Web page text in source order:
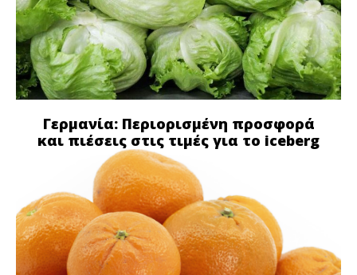
Γερμανία: Περιορισμένη προσφορά
και πιέσεις στις τιμές για το iceberg